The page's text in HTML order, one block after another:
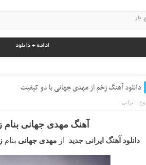
بار
ادامه + دانلود
دانلود آهنگ زخم از مهدی جهانی با دو کیفیت
: ایرانی
آهنگ مهدی جهانی بنام
دانلود آهنگ ایرانی جدید از مهدی جهانی بنام